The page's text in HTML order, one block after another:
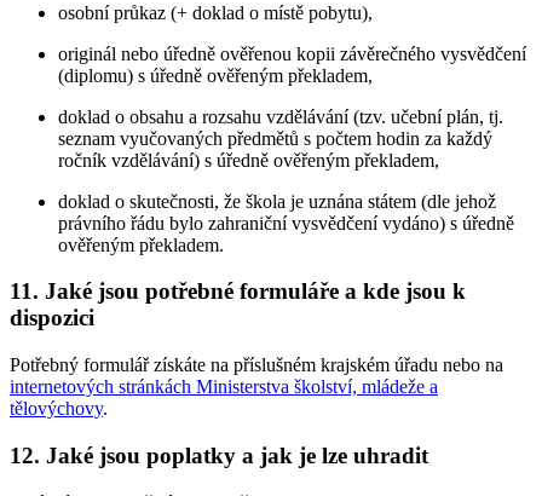
osobní průkaz (+ doklad o místě pobytu),
originál nebo úředně ověřenou kopii závěrečného vysvědčení
(diplomu) s úředně ověřeným překladem,
doklad o obsahu a rozsahu vzdělávání (tzv. učební plán, tj.
seznam vyučovaných předmětů s počtem hodin za každý
ročník vzdělávání) s úředně ověřeným překladem,
doklad o skutečnosti, že škola je uznána státem (dle jehož
právního řádu bylo zahraniční vysvědčení vydáno) s úředně
ověřeným překladem.
11. Jaké jsou potřebné formuláře a kde jsou k
dispozici
Potřebný formulář získáte na příslušném krajském úřadu nebo na
internetových stránkách Ministerstva školství, mládeže a
tělovýchovy.
12. Jaké jsou poplatky a jak je lze uhradit